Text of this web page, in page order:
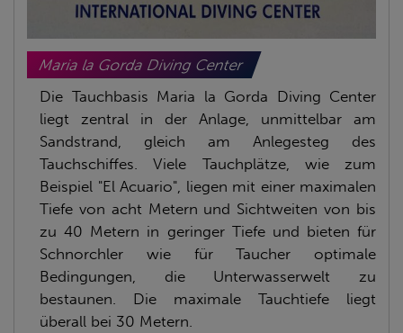
Maria la Gorda Diving Center
Die Tauchbasis Maria la Gorda Diving Center
liegt zentral in der Anlage, unmittelbar am
Sandstrand, gleich am Anlegesteg des
Tauchschiffes. Viele Tauchplätze, wie zum
Beispiel "El Acuario", liegen mit einer maximalen
Tiefe von acht Metern und Sichtweiten von bis
zu 40 Metern in geringer Tiefe und bieten für
Schnorchler wie für Taucher optimale
Bedingungen, die Unterwasserwelt zu
bestaunen. Die maximale Tauchtiefe liegt
überall bei 30 Metern.